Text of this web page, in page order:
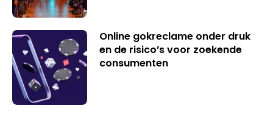
Online gokreclame onder druk
en de risico’s voor zoekende
consumenten